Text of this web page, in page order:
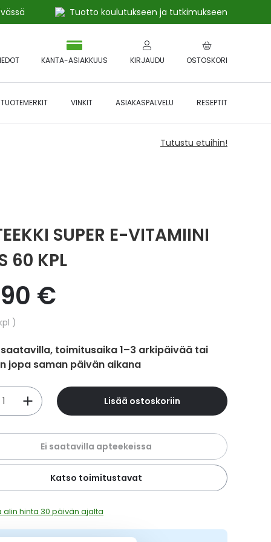
Tuotto koulutukseen ja tutkimukseen
OSTOSKORI
KANTA-ASIAKKUUS KIRJAUDU
TUOTEMERKIT VINKIT ASIAKASPALVELU RESEPTIT
Tutustu etuihin!
SUPER E-VITAMIINI
60 KPL
€
toimitusaika 1–3 arkipäivää tai
jopa saman päivän aikana
Lisää ostoskoriin
Ei saatavilla apteekeissa
Katso toimitustavat
alin hinta 30 päivän ajalta